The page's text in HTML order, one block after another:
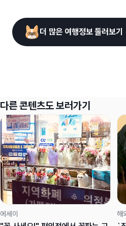
더 많은 여행정보 둘러보
다른 콘텐츠도 보러가기
에세이 해